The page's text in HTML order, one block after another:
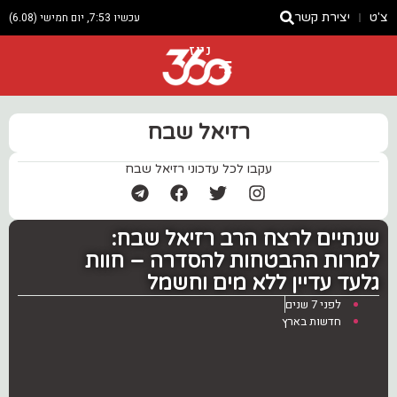
צ'ט יצירת קשר עכשיו 7:53, יום חמישי (6.08)
ניוז
רזיאל שבח
עקבו לכל עדכוני רזיאל שבח
שנתיים לרצח הרב רזיאל שבח:
למרות ההבטחות להסדרה – חוות
גלעד עדיין ללא מים וחשמל
לפני 7 שנים
חדשות בארץ